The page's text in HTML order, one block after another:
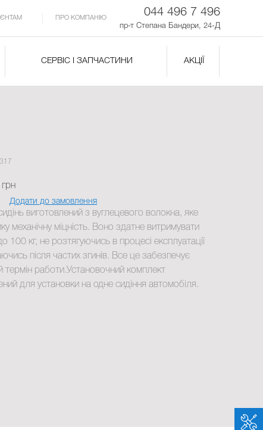
044 496 7 496
пр-т Степана Бандери, 24-Д
ПРО КОМПАНІЮ
СЕРВІС І ЗАПЧАСТИНИ АКЦІЇ
грн
Додати до замовлення
сидінь виготовлений з вуглецевого волокна, яке
механічну міцність. Воно здатне витримувати
100 кг, не розтягуючись в процесі експлуатації
після частих згинів. Все це забезпечує
термін работи.Установочний комплект
для установки на одне сидіння автомобіля.